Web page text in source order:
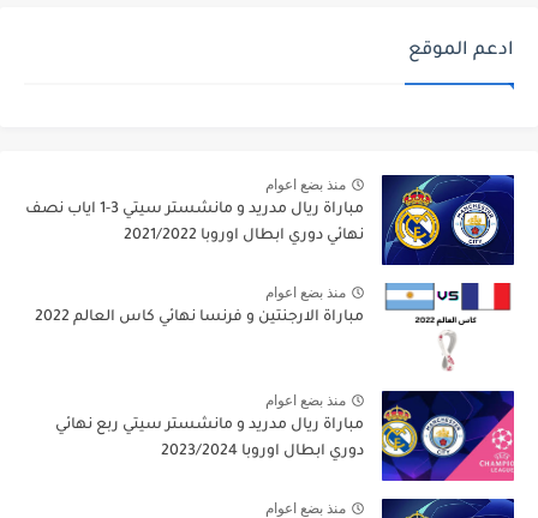
ادعم الموقع
منذ بضع اعوام
مباراة ريال مدريد و مانشستر سيتي 3-1 اياب نصف
نهائي دوري ابطال اوروبا 2021/2022
منذ بضع اعوام
مباراة الارجنتين و فرنسا نهائي كاس العالم 2022
منذ بضع اعوام
مباراة ريال مدريد و مانشستر سيتي ربع نهائي
دوري ابطال اوروبا 2023/2024
منذ بضع اعوام